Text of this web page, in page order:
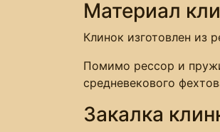
Материал
Клинок изготовлен из
Помимо рессор и
средневекового
Закалка